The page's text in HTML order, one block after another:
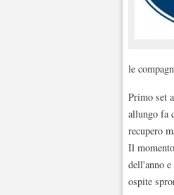
le
Primo set
allungo fa
recupero
Il
dell'anno
ospite